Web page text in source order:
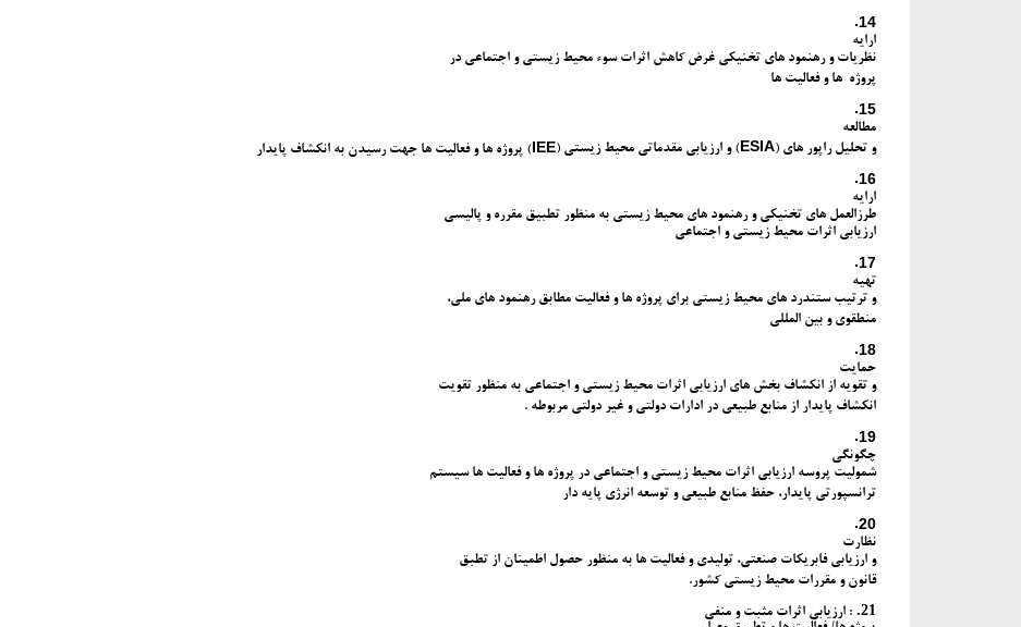
14.
ارایه
نظریات و رهنمود های تخنیکی غرض کاهش اثرات سوء محیط زیستی و اجتماعی در
پروژه ها و فعالیت ها
15.
مطالعه
و تحلیل راپور های (ESIA) و ارزیابی مقدماتی محیط زیستی (IEE) پروژه ها و فعالیت ها جهت رسیدن به انکشاف پایدار
16.
ارایه
طرزالعمل های تخنیکی و رهنمود های محیط زیستی به منظور تطبیق مقرره و پالیسی
ارزیابی اثرات محیط زیستی و اجتماعی
17.
تهیه
و ترتیب ستندرد های محیط زیستی برای پروژه ها و فعالیت مطابق رهنمود های ملی،
منطقوی و بین المللی
18.
حمایت
و تقویه از انکشاف بخش های ارزیابی اثرات محیط زیستی و اجتماعی به منظور تقویت
انکشاف پایدار از منابع طبیعی در ادارات دولتی و غیر دولتی مربوطه .
19.
چگونگی
شمولیت پروسه ارزیابی اثرات محیط زیستی و اجتماعی در پروژه ها و فعالیت ها سیستم
ترانسپورتی پایدار، حفظ منابع طبیعی و توسعه انرژی پایه دار
20.
نظارت
و ارزیابی فابریکات صنعتی، تولیدی و فعالیت ها به منظور حصول اطمینان از تطبق
قانون و مقررات محیط زیستی کشور.
21.
: ارزیابی اثرات مثبت و منفی